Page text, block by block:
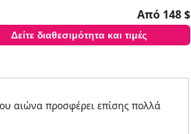
Από 148 $
Δείτε διαθεσιμότητα και τιμές
αιώνα προσφέρει επίσης πολλά